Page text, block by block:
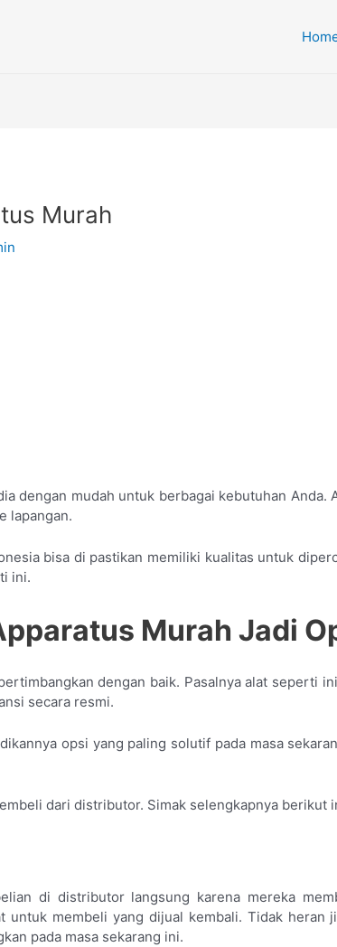
Murah
dengan mudah untuk berbagai kebutuhan Anda.
lapangan.
bisa di pastikan memiliki kualitas untuk
ini.
Murah Jadi
dengan baik. Pasalnya alat seperti
secara resmi.
opsi yang paling solutif pada masa
dari distributor. Simak selengkapnya berikut
di distributor langsung karena mereka
membeli yang dijual kembali. Tidak heran
pada masa sekarang ini.